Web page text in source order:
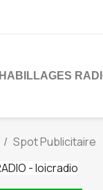
HABILLAGES
Spot Publicitaire